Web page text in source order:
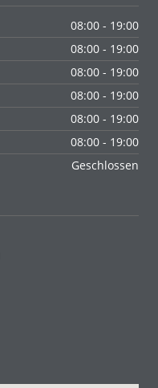
08:00 - 19:00
08:00 - 19:00
08:00 - 19:00
08:00 - 19:00
08:00 - 19:00
08:00 - 19:00
Geschlossen